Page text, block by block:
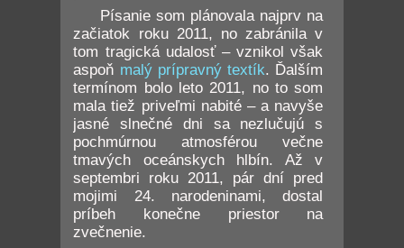
Písanie som plánovala najprv na
začiatok roku 2011, no zabránila v
tom tragická udalosť – vznikol však
aspoň malý prípravný textík. Ďalším
termínom bolo leto 2011, no to som
mala tiež priveľmi nabité – a navyše
jasné slnečné dni sa nezlučujú s
pochmúrnou atmosférou večne
tmavých oceánskych hlbín. Až v
septembri roku 2011, pár dní pred
mojimi 24. narodeninami, dostal
príbeh konečne priestor na
zvečnenie.